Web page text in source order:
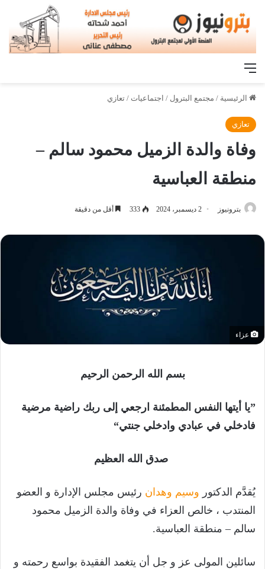
القائمة
الرئيسية / مجتمع البترول / اجتماعيات / تعازي
تعازي
وفاة والدة الزميل محمود سالم –
منطقة العباسية
بترونيوز 2 ديسمبر، 2024 333 أقل من دقيقة
عزاء
بسم الله الرحمن الرحيم
”يا أيتها النفس المطمئنة ارجعي إلى ربك راضية مرضية
فادخلي في عبادي وادخلي جنتي“
صدق الله العظيم
يُقدَّم الدكتور وسيم وهدان رئيس مجلس الإدارة و العضو
المنتدب ، خالص العزاء في وفاة والدة الزميل محمود
سالم – منطقة العباسية.
سائلين المولى عز و جل أن يتغمد الفقيدة بواسع رحمته و